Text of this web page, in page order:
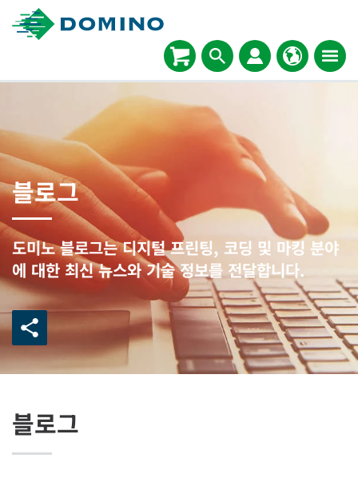
블로그
도미노 블로그는 디지털 프린팅, 코딩 및 마킹 분야
에 대한 최신 뉴스와 기술 정보를 전달합니다.
블로그